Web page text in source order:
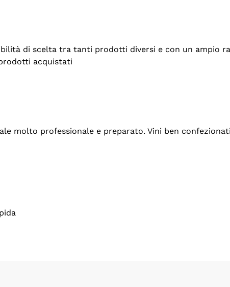
di scelta tra tanti prodotti diversi e con un ampio
acquistati
molto professionale e preparato. Vini ben